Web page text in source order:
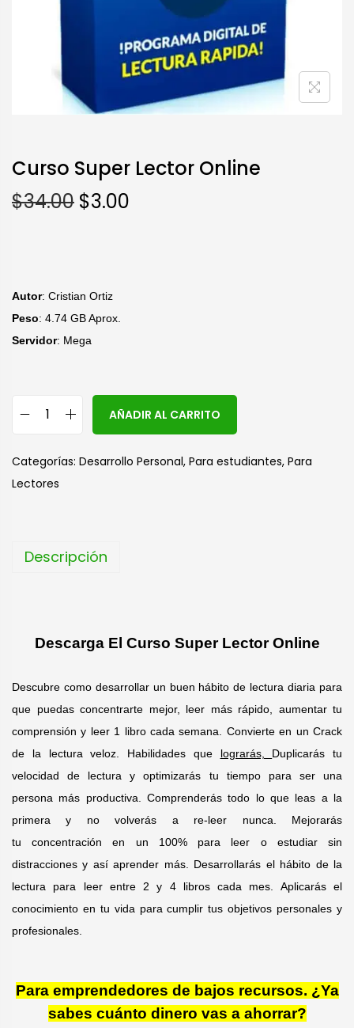
Curso Super Lector Online
$34.00 $3.00
Autor: Cristian Ortiz
Peso: 4.74 GB Aprox.
Servidor: Mega
AÑADIR AL CARRITO
:
Categorías: Desarrollo Personal, Para estudiantes, Para
Lectores
Descripción
Descarga El Curso Super Lector Online
Descubre como desarrollar un buen hábito de lectura diaria para
que puedas concentrarte mejor, leer más rápido, aumentar tu
comprensión y leer 1 libro cada semana. Convierte en un Crack
de la lectura veloz. Habilidades que lograrás, Duplicarás tu
velocidad de lectura y optimizarás tu tiempo para ser una
persona más productiva. Comprenderás todo lo que leas a la
primera y no volverás a re-leer nunca. Mejorarás
tu concentración en un 100% para leer o estudiar sin
distracciones y así aprender más. Desarrollarás el hábito de la
lectura para leer entre 2 y 4 libros cada mes. Aplicarás el
conocimiento en tu vida para cumplir tus objetivos personales y
profesionales.
Para emprendedores de bajos recursos. ¿Ya
sabes cuánto dinero vas a ahorrar?